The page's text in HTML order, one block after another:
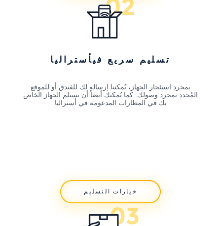
تسليم سريع فيأستراليا
بمجرد استئجار الجهاز، يُمكننا إرساله لك للفندق أو للموقع
المُحدد بمجرد وصولك. كما يُمكنك أيضاً أن تستلم الجهاز الخاص
بك في المطارات المدعومة في أستراليا
خيارات التسليم